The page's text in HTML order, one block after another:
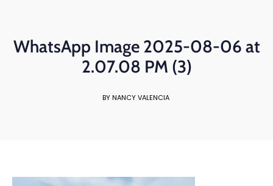
WhatsApp Image 2025-08-06 at
2.07.08 PM (3)
BY NANCY VALENCIA